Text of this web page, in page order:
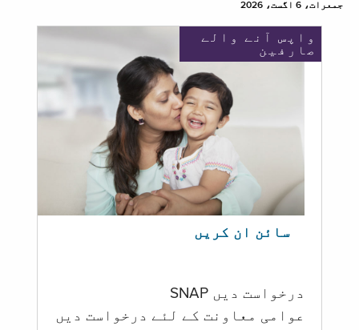
جمعرات، 6 اگست، 2026
واپس آنے والے
صارفین
سائن ان کریں
درخواست دیں SNAP
عوامی معاونت کے لئے درخواست دیں